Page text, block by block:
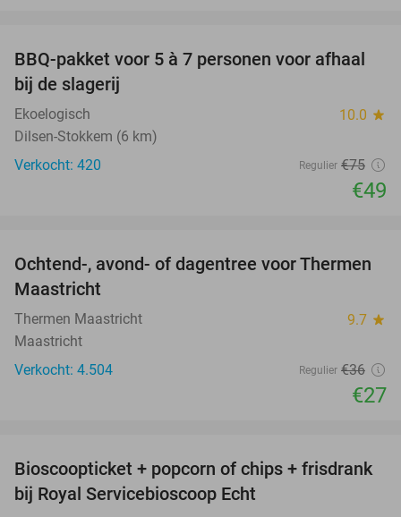
35%
BBQ-pakket voor 5 à 7 personen voor afhaal
bij de slagerij
Ekoelogisch 10.0 star
Dilsen-Stokkem (6 km)
Verkocht: 420
Regulier €75
€49
25%
Ochtend-, avond- of dagentree voor Thermen
Maastricht
Thermen Maastricht 9.7 star
Maastricht
Verkocht: 4.504
Regulier €36
€27
34%
Bioscoopticket + popcorn of chips + frisdrank
bij Royal Servicebioscoop Echt